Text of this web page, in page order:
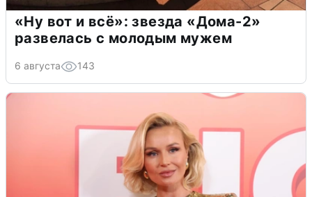
«Ну вот и всё»: звезда «Дома-2»
развелась с молодым мужем
6 августа 143